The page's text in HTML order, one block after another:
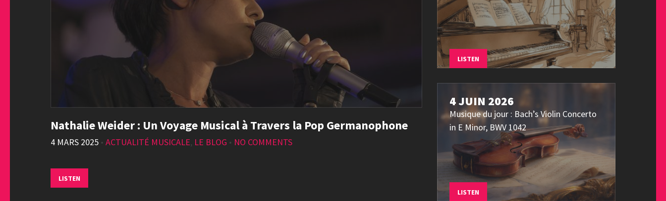
Nathalie Weider : Un Voyage Musical à Travers la Pop Germanophone
4 MARS 2025 • ACTUALITÉ MUSICALE, LE BLOG • NO COMMENTS
LISTEN
LISTEN
4 JUIN 2026
Musique du jour : Bach’s Violin Concerto
in E Minor, BWV 1042
LISTEN